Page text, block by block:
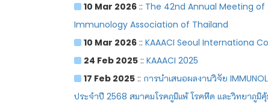
10 Mar 2026 :: The 42nd Annual Meeting
Immunology Association of Thailand
10 Mar 2026 :: KAAACI Seoul Internationa
24 Feb 2025 :: KAAACI 2025
17 Feb 2025 :: การนำเสนอผลงานวิจัย
ประจำปี 2568 สมาคมโรคภูมิแพ้ โรคหืด และวิทยาภูมิ